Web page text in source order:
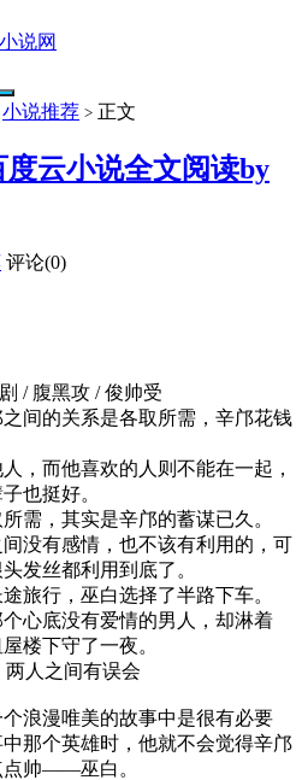
说网
小说推荐 > 正文
度云小说全文阅读by
评论(0)
/ 腹黑攻 / 俊帅受
间的关系是各取所需，辛邝花钱
，而他喜欢的人则不能在一起，
也挺好。
需，其实是辛邝的蓄谋已久。
没有感情，也不该有利用的，可
发丝都利用到底了。
旅行，巫白选择了半路下车。
心底没有爱情的男人，却淋着
楼下守了一夜。
两人之间有误会
浪漫唯美的故事中是很有必要
那个英雄时，他就不会觉得辛邝
点帅——巫白。